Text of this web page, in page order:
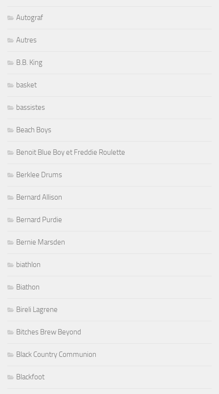
Autograf
Autres
B.B. King
basket
bassistes
Beach Boys
Benoit Blue Boy et Freddie Roulette
Berklee Drums
Bernard Allison
Bernard Purdie
Bernie Marsden
biathlon
Biathon
Bireli Lagrene
Bitches Brew Beyond
Black Country Communion
Blackfoot